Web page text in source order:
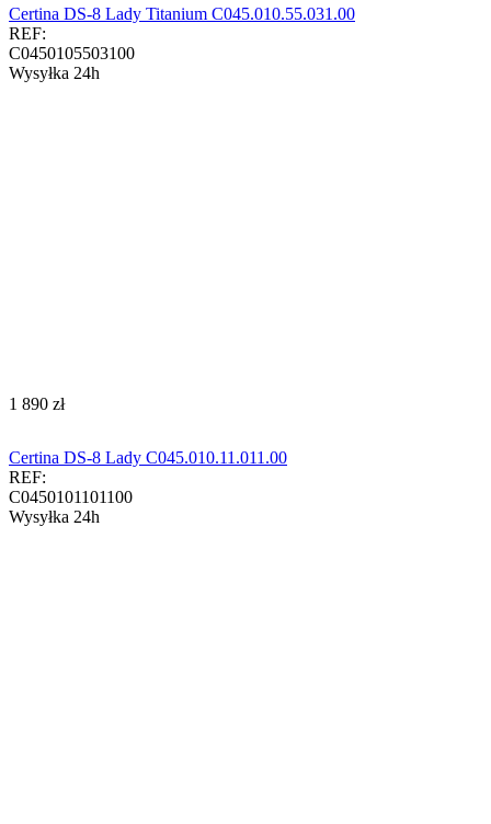
Certina DS-8 Lady Titanium C045.010.55.031.00
REF:
C0450105503100
Wysyłka 24h
‍1 890‍ zł
Certina DS-8 Lady C045.010.11.011.00
REF:
C0450101101100
Wysyłka 24h